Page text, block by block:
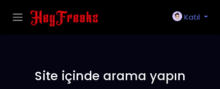
Katıl
Site içinde arama yapın